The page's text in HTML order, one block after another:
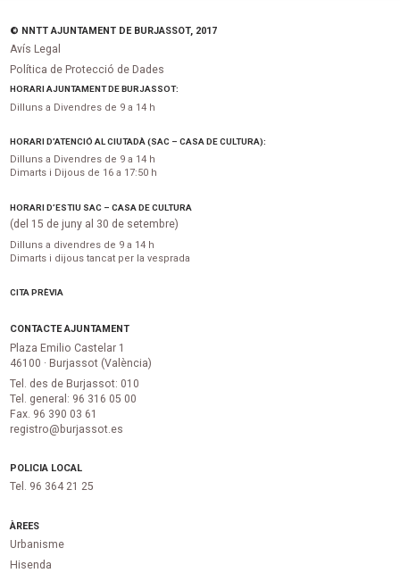
© NNTT AJUNTAMENT DE BURJASSOT, 2017
Avís Legal
Política de Protecció de Dades
HORARI AJUNTAMENT DE BURJASSOT:
Dilluns a Divendres de 9 a 14 h
HORARI D’ATENCIÓ AL CIUTADÀ (SAC – CASA DE CULTURA):
Dilluns a Divendres de 9 a 14 h
Dimarts i Dijous de 16 a 17:50 h
HORARI D’ESTIU SAC – CASA DE CULTURA
(del 15 de juny al 30 de setembre)
Dilluns a divendres de 9 a 14 h
Dimarts i dijous tancat per la vesprada
CITA PRÈVIA
CONTACTE AJUNTAMENT
Plaza Emilio Castelar 1
46100 · Burjassot (València)
Tel. des de Burjassot: 010
Tel. general: 96 316 05 00
Fax. 96 390 03 61
registro@burjassot.es
POLICIA LOCAL
Tel. 96 364 21 25
ÀREES
Urbanisme
Hisenda